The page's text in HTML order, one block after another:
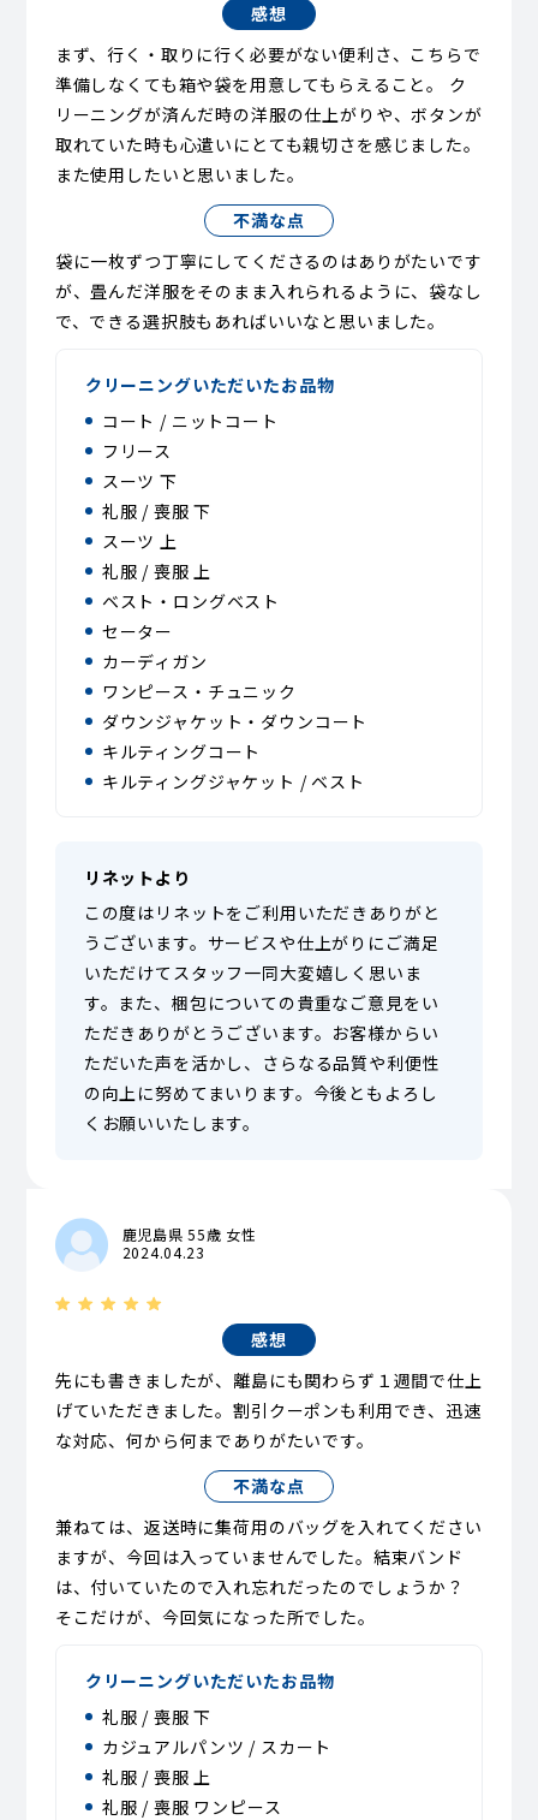
感想
まず、行く・取りに行く必要がない便利さ、こちらで
準備しなくても箱や袋を用意してもらえること。 ク
リーニングが済んだ時の洋服の仕上がりや、ボタンが
取れていた時も心遣いにとても親切さを感じました。
また使用したいと思いました。
不満な点
袋に一枚ずつ丁寧にしてくださるのはありがたいです
が、畳んだ洋服をそのまま入れられるように、袋なし
で、できる選択肢もあればいいなと思いました。
クリーニングいただいたお品物
コート / ニットコート
フリース
スーツ 下
礼服 / 喪服 下
スーツ 上
礼服 / 喪服 上
ベスト・ロングベスト
セーター
カーディガン
ワンピース・チュニック
ダウンジャケット・ダウンコート
キルティングコート
キルティングジャケット / ベスト
リネットより
この度はリネットをご利用いただきありがと
うございます。サービスや仕上がりにご満足
いただけてスタッフ一同大変嬉しく思いま
す。また、梱包についての貴重なご意見をい
ただきありがとうございます。お客様からい
ただいた声を活かし、さらなる品質や利便性
の向上に努めてまいります。今後ともよろし
くお願いいたします。
鹿児島県 55歳 女性
2024.04.23
感想
先にも書きましたが、離島にも関わらず１週間で仕上
げていただきました。割引クーポンも利用でき、迅速
な対応、何から何までありがたいです。
不満な点
兼ねては、返送時に集荷用のバッグを入れてください
ますが、今回は入っていませんでした。結束バンド
は、付いていたので入れ忘れだったのでしょうか？
そこだけが、今回気になった所でした。
クリーニングいただいたお品物
礼服 / 喪服 下
カジュアルパンツ / スカート
礼服 / 喪服 上
礼服 / 喪服 ワンピース